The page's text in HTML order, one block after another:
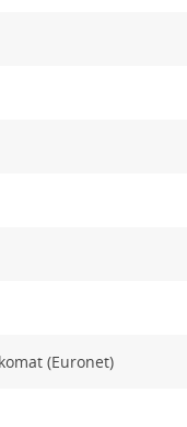
(Euronet)